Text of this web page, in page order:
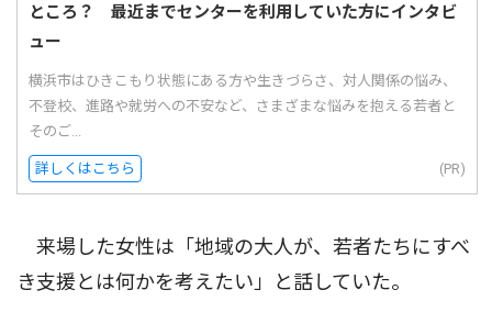
ところ？ 最近までセンターを利用していた方にインタビ
ュー
横浜市はひきこもり状態にある方や生きづらさ、対人関係の悩み、
不登校、進路や就労への不安など、さまざまな悩みを抱える若者と
そのご...
詳しくはこちら (PR)
来場した女性は「地域の大人が、若者たちにすべ
き支援とは何かを考えたい」と話していた。